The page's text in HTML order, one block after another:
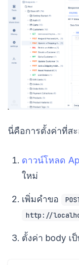
นี่คือการตั้งค่าที่ส
ดาวน์โหลด
ใหม่
เพิ่มคำขอ
http://
ตั้งค่า body เ